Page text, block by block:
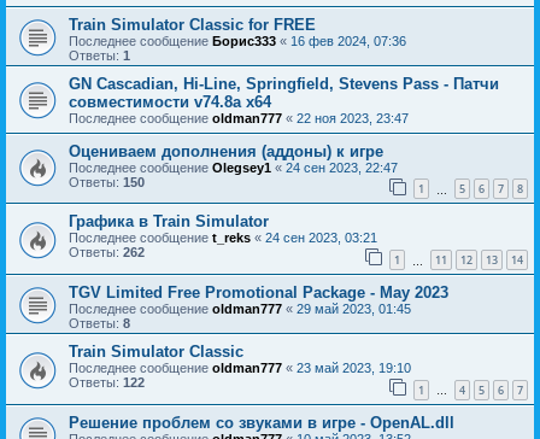
Train Simulator Classic for FREE
Последнее сообщение Борис333 « 16 фев 2024, 07:36
Ответы: 1
GN Cascadian, Hi-Line, Springfield, Stevens Pass - Патчи
совместимости v74.8a х64
Последнее сообщение oldman777 « 22 ноя 2023, 23:47
Оцениваем дополнения (аддоны) к игре
Последнее сообщение Olegsey1 « 24 сен 2023, 22:47
Ответы: 150 1 5 6 7 8
Графика в Train Simulator
Последнее сообщение t_reks « 24 сен 2023, 03:21
Ответы: 262 1 11 12 13 14
TGV Limited Free Promotional Package - May 2023
Последнее сообщение oldman777 « 29 май 2023, 01:45
Ответы: 8
Train Simulator Classic
Последнее сообщение oldman777 « 23 май 2023, 19:10
Ответы: 122 1 … 4 5 6 7
Решение проблем со звуками в игре - OpenAL.dll